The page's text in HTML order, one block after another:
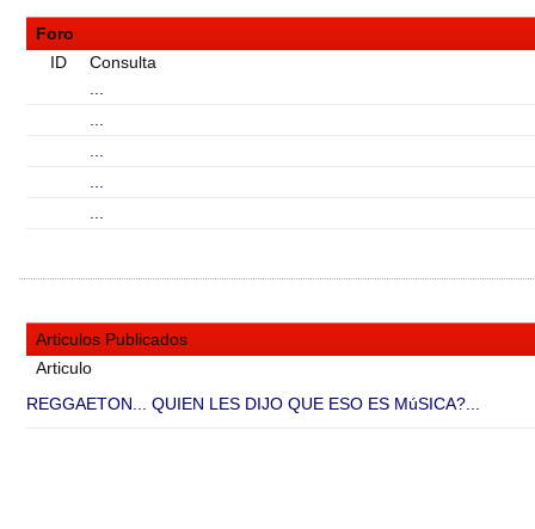
Foro
ID
Consulta
Articulos Publicados
Articulo
REGGAETON... QUIEN LES DIJO QUE ESO ES MúSICA?...